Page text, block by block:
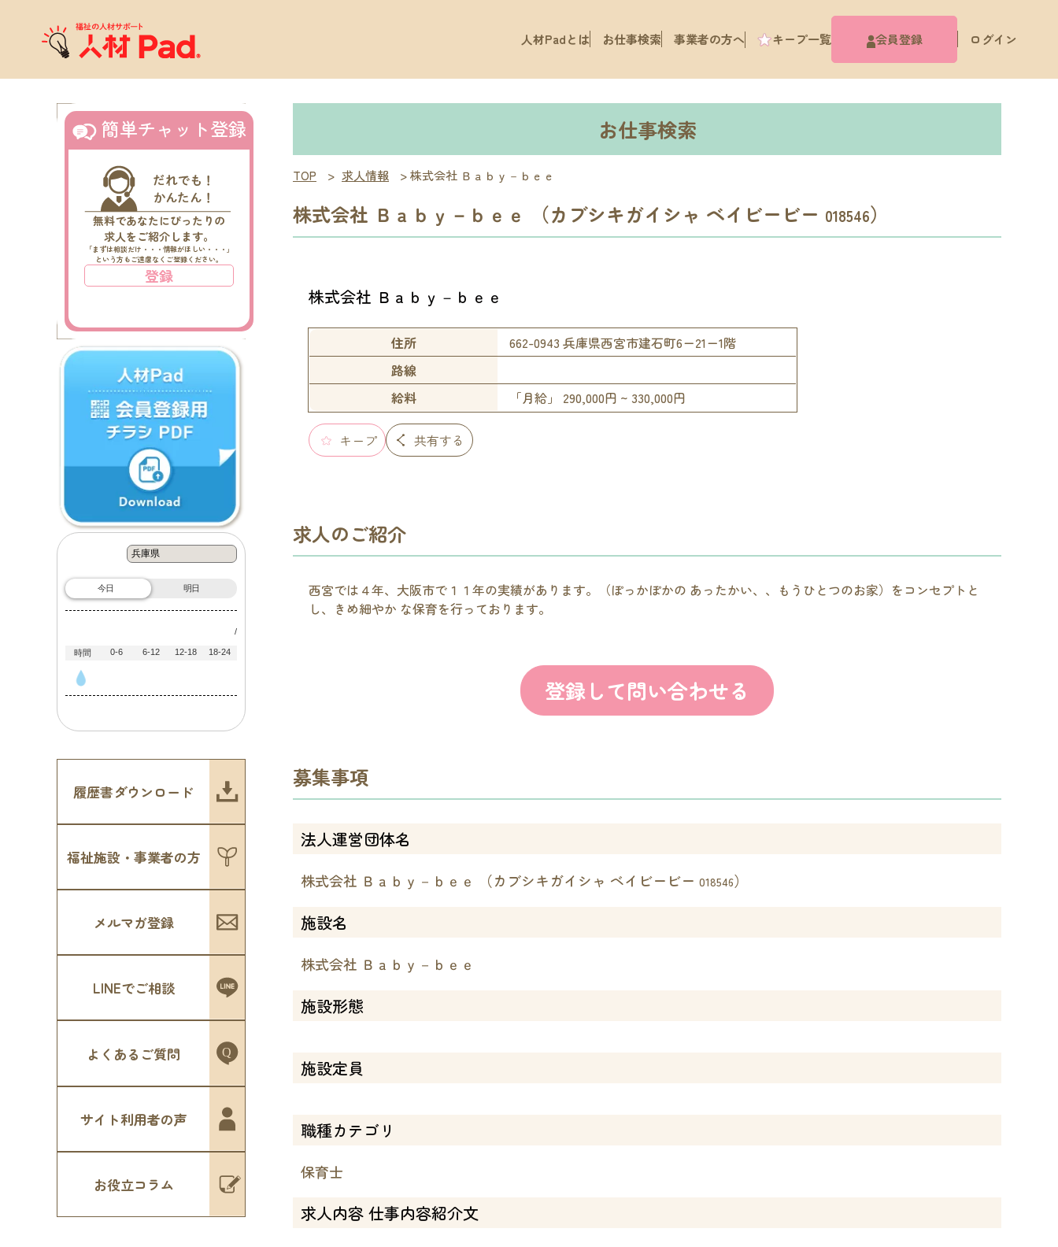
人材Padとは
お仕事検索 事業者の方へ キープ一覧 会員登録 ログイン
今日 明日
/
時間 0-6 6-12 12-18 18-24
履歴書ダウンロード
福祉施設・事業者の方
メルマガ登録
LINEでご相談
よくあるご質問
サイト利用者の声
お役立コラム
お仕事検索
TOP > 求人情報 >株式会社 Ｂａｂｙ－ｂｅｅ
株式会社 Ｂａｂｙ－ｂｅｅ （カブシキガイシャ ベイビービー 018546）
株式会社 Ｂａｂｙ－ｂｅｅ
住所
662-0943 兵庫県西宮市建石町6ー21ー1階
路線
給料
「月給」 290,000円 ~ 330,000円
キープ 共有する
求人のご紹介
西宮では４年、大阪市で１１年の実績があります。（ぽっかぽかの あったかい、、もうひとつのお家）をコンセプトと
し、きめ細やか な保育を行っております。
登録して問い合わせる
募集事項
法人運営団体名
株式会社 Ｂａｂｙ－ｂｅｅ （カブシキガイシャ ベイビービー 018546）
施設名
株式会社 Ｂａｂｙ－ｂｅｅ
施設形態
施設定員
職種カテゴリ
保育士
求人内容 仕事内容紹介文
簡単チャット登録
無料であなたにぴったりの
求人をご紹介します。
「まずは相談だけ・・・情報がほしい・・・」
という方もご遠慮なくご登録ください。
登録